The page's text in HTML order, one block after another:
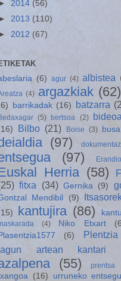
2014 (56)
2013 (110)
2012 (67)
(6) agur (4) albistea
(4) argazkiak (62)
barrikadak (16) batzarra
(5) bertsoa (2)
Bilbo (21) Boise (3) busa
(97)
(97) Erandio
Herria (58)
fitxa (34) Gernika (9)
Mendibil (9)
kantujira (86)
(4) Niko Etxart
(6) Plentzia
artean kantari
(55) prentsa
(16) urruneko